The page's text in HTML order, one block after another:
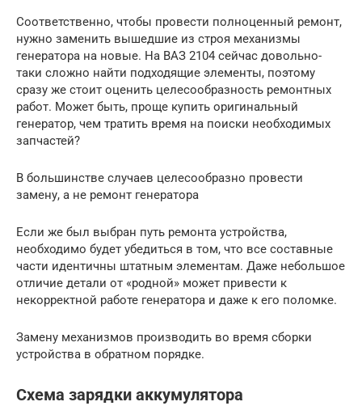
Соответственно, чтобы провести полноценный ремонт,
нужно заменить вышедшие из строя механизмы
генератора на новые. На ВАЗ 2104 сейчас довольно-
таки сложно найти подходящие элементы, поэтому
сразу же стоит оценить целесообразность ремонтных
работ. Может быть, проще купить оригинальный
генератор, чем тратить время на поиски необходимых
запчастей?
В большинстве случаев целесообразно провести
замену, а не ремонт генератора
Если же был выбран путь ремонта устройства,
необходимо будет убедиться в том, что все составные
части идентичны штатным элементам. Даже небольшое
отличие детали от «родной» может привести к
некорректной работе генератора и даже к его поломке.
Замену механизмов производить во время сборки
устройства в обратном порядке.
Схема зарядки аккумулятора